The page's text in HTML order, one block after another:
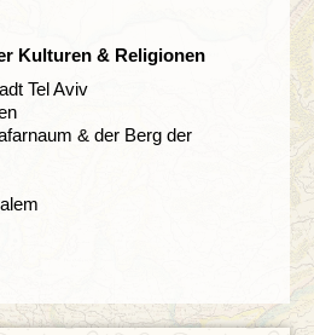
Kulturen & Religionen
Tel Aviv
& der Berg der